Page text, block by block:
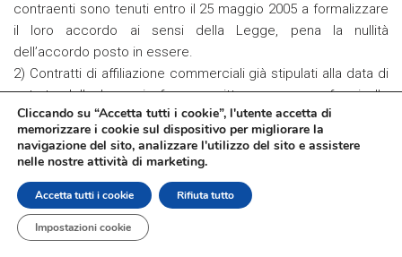
contraenti sono tenuti entro il 25 maggio 2005 a formalizzare
il loro accordo ai sensi della Legge, pena la nullità
dell’accordo posto in essere.
2) Contratti di affiliazione commerciali già stipulati alla data di
entrata della legge in forma scritta ma non conformi alle
prescrizioni legislative. Anche in questo caso, i contraenti
entro il 25 maggio 2005 debbono adeguare i loro accordi in
conformità alla disciplina legislativa.
3) Contratti di affiliazione commerciali già stipulati alla data di
entrata in vigore della legge con la forma scritta e già
conformi alle prescrizioni legislativa. Non sono tenuti per
legge ad alcun adeguamento salvo la volontà delle parti di
Cliccando su “Accetta tutti i cookie”, l'utente accetta di
memorizzare i cookie sul dispositivo per migliorare la
navigazione del sito, analizzare l'utilizzo del sito e assistere
nelle nostre attività di marketing.
Accetta tutti i cookie Rifiuta tutto
Impostazioni cookie